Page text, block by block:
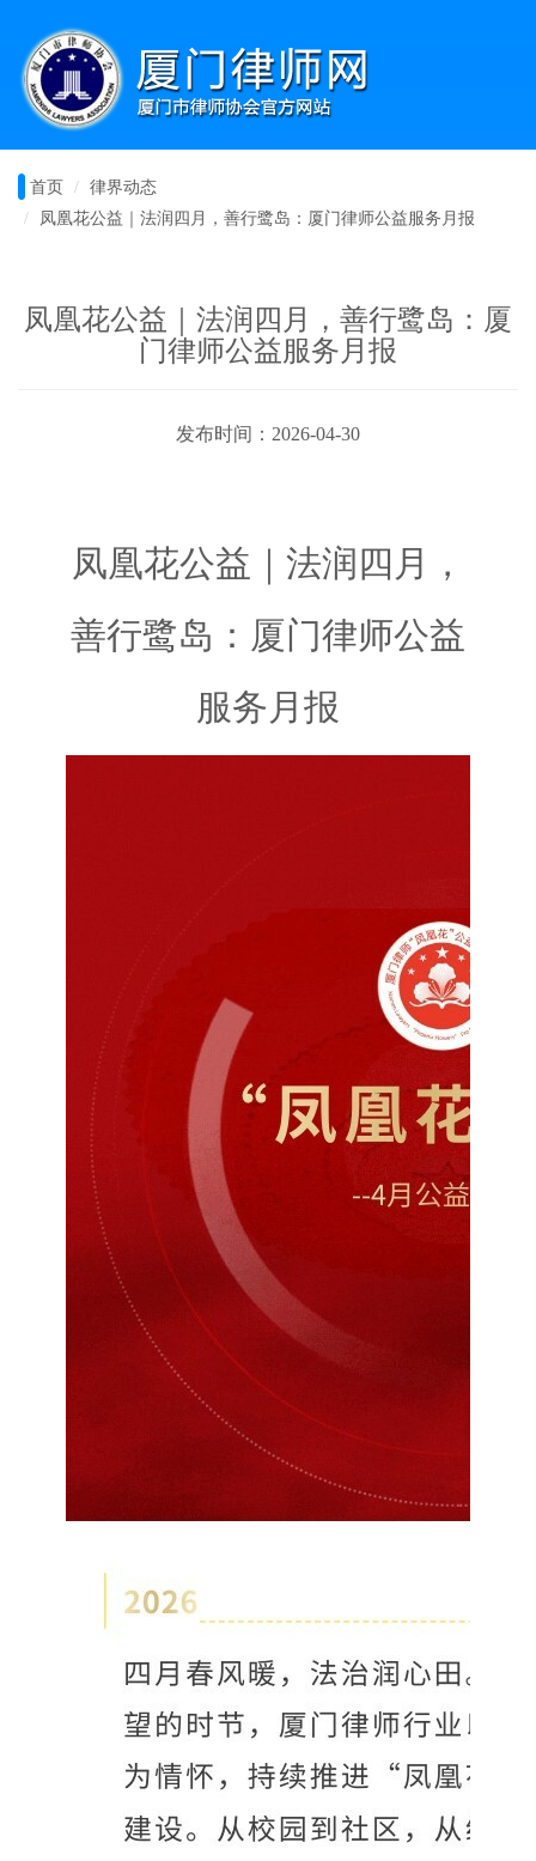
首页
律界动态
凤凰花公益｜法润四月，善行鹭岛：厦门律师公益服务月报
凤凰花公益｜法润四月，善行鹭岛：厦
门律师公益服务月报
发布时间：2026-04-30
凤凰花公益｜法润四月，
善行鹭岛：厦门律师公益
服务月报